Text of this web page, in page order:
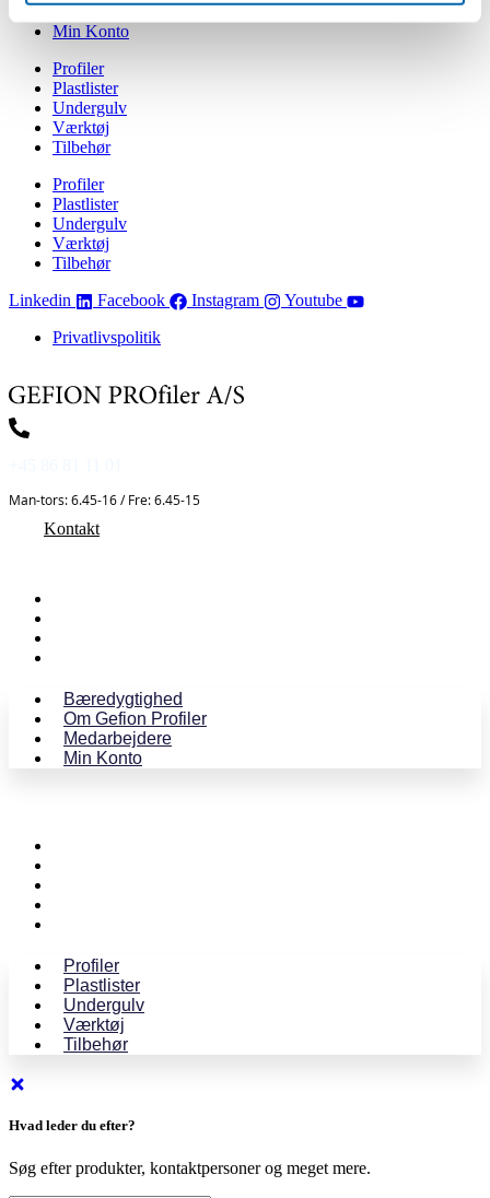
Medarbejdere
Min Konto
Profiler
Plastlister
Undergulv
Værktøj
Tilbehør
Profiler
Plastlister
Undergulv
Værktøj
Tilbehør
Linkedin
Facebook Instagram Youtube
Privatlivspolitik
Man-tors: 6.45-16 / Fre: 6.45-15
Kontakt
Bæredygtighed
Om Gefion Profiler
Medarbejdere
Min Konto
Profiler
Plastlister
Undergulv
Værktøj
Tilbehør
Hvad leder du efter?
Søg efter produkter, kontaktpersoner og meget mere.